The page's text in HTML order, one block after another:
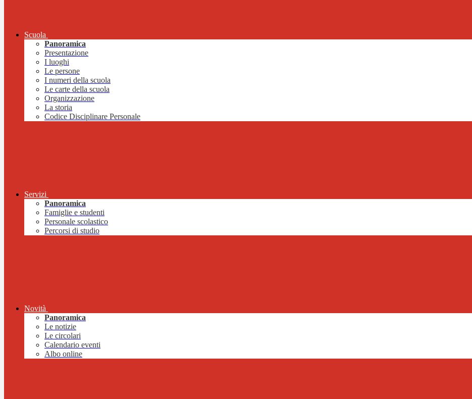
Scuola
Panoramica
Presentazione
I luoghi
Le persone
I numeri della scuola
Le carte della scuola
Organizzazione
La storia
Codice Disciplinare Personale
Servizi
Panoramica
Famiglie e studenti
Personale scolastico
Percorsi di studio
Novità
Panoramica
Le notizie
Le circolari
Calendario eventi
Albo online